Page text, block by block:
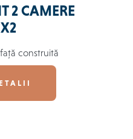
2 CAMERE
construită